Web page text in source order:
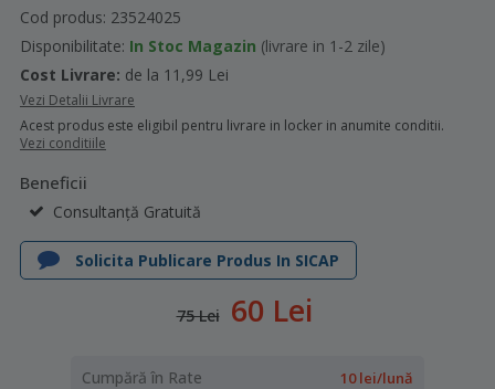
Cod produs: 23524025
Disponibilitate: In Stoc Magazin (livrare in 1-2 zile)
Cost Livrare: de la 11,99 Lei
Vezi Detalii Livrare
Acest produs este eligibil pentru livrare in locker in anumite conditii.
Vezi conditiile
Beneficii
Consultanță Gratuită
Solicita Publicare Produs In SICAP
75 Lei 60 Lei
Cumpără în Rate 10 lei/lună